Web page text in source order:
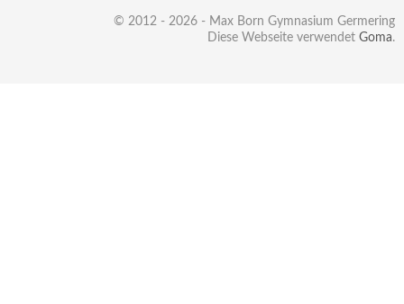
© 2012 - 2026 - Max Born Gymnasium Germering
Diese Webseite verwendet Goma.